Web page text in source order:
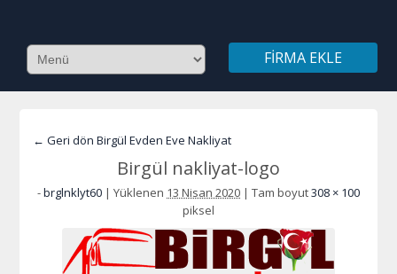
FIRMA EKLE
← Geri dön Birgül Evden Eve Nakliyat
Birgül nakliyat-logo
-brglnklyt60 | Yüklenen 13 Nisan 2020 | Tam boyut308 × 100
piksel